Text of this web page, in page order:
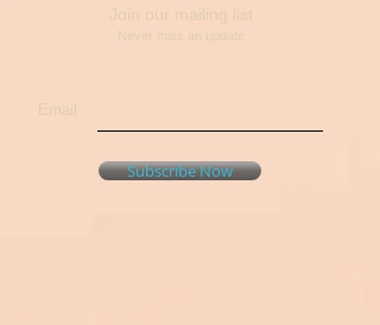
Join our mailing list
Never miss an update
Email
Subscribe Now